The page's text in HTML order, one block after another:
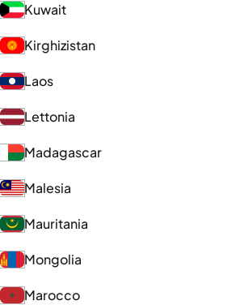
Kuwait
Kirghizistan
Laos
Lettonia
Madagascar
Malesia
Mauritania
Mongolia
Marocco